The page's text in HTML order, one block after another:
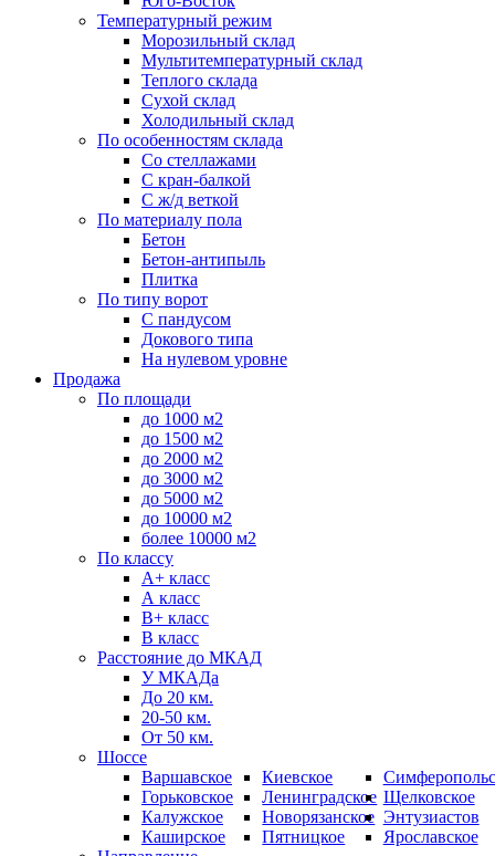
Температурный режим
Морозильный склад
Мультитемпературный склад
Теплого склада
Сухой склад
Холодильный склад
По особенностям склада
Со стеллажами
С кран-балкой
С ж/д веткой
По материалу пола
Бетон
Бетон-антипыль
Плитка
По типу ворот
С пандусом
Докового типа
На нулевом уровне
Продажа
По площади
до 1000 м2
до 1500 м2
до 2000 м2
до 3000 м2
до 5000 м2
до 10000 м2
более 10000 м2
По классу
A+ класс
А класс
В+ класс
B класс
Расстояние до МКАД
У МКАДа
До 20 км.
20-50 км.
От 50 км.
Шоссе
Варшавское
Горьковское
Калужское
Каширское
Киевское
Ленинградское
Новорязанское
Пятницкое
Щелковское
Энтузиастов
Ярославское